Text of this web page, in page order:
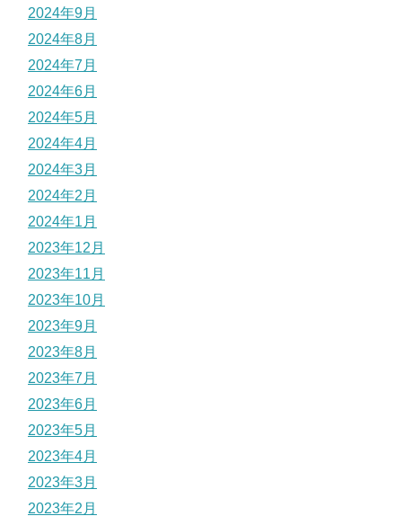
2024年9月
2024年8月
2024年7月
2024年6月
2024年5月
2024年4月
2024年3月
2024年2月
2024年1月
2023年12月
2023年11月
2023年10月
2023年9月
2023年8月
2023年7月
2023年6月
2023年5月
2023年4月
2023年3月
2023年2月